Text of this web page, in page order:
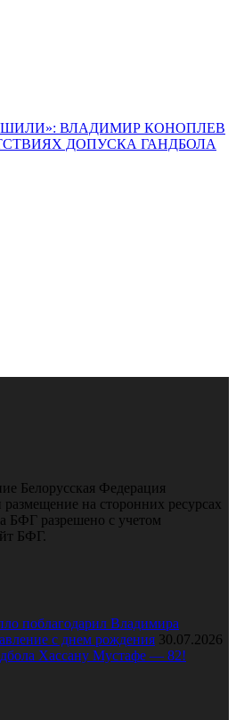
ВЛАДИМИР КОНОПЛЕВ
ДОПУСКА ГАНДБОЛА
Белорусская Федерация
на сторонних ресурсах
БФГ разрешено с учетом
БФГ.
поблагодарил Владимира
с днем рождения 30.07.2026
Хассану Мустафе — 82!